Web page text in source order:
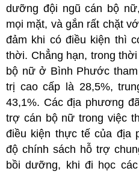
dưỡng đội ngũ cán bộ
mọi mặt, và gắn rất chặt
đảm khi có điều kiện thì
thời. Chẳng hạn, trong
bộ nữ ở Bình Phước
trị cao cấp là 28,5%,
43,1%. Các địa phương
trợ cán bộ nữ trong việc
điều kiện thực tế của địa
độ chính sách hỗ trợ
bồi dưỡng, khi đi học